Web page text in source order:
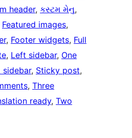
header, કસ્ટમ મેનુ
Featured images
, Footer widgets, Full
, Left sidebar, One
sidebar, Sticky post
, Three
ready, Two